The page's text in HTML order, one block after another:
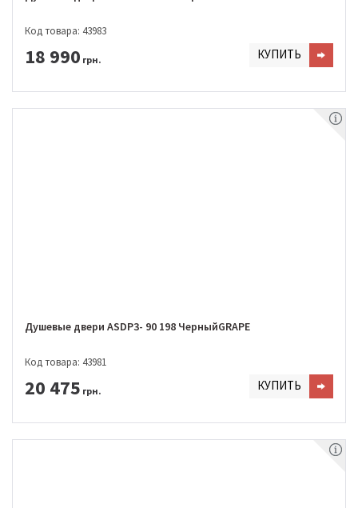
Код товара: 43983
18 990 грн. КУПИТЬ
Душевые двери ASDP3- 90 198 ЧерныйGRAPE
Код товара: 43981
20 475 грн. КУПИТЬ